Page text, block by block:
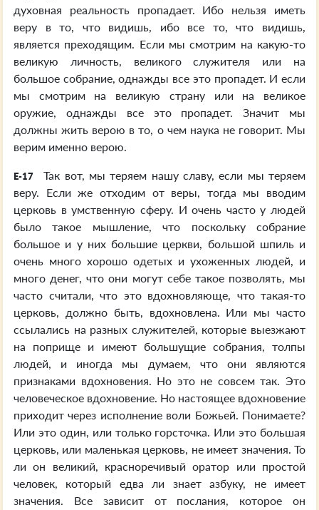
духовная реальность пропадает. Ибо нельзя иметь
веру в то, что видишь, ибо все то, что видишь,
является преходящим. Если мы смотрим на какую-то
великую личность, великого служителя или на
большое собрание, однажды все это пропадет. И если
мы смотрим на великую страну или на великое
оружие, однажды все это пропадет. Значит мы
должны жить верою в то, о чем наука не говорит. Мы
верим именно верою.
E-17
Так вот, мы теряем нашу славу, если мы теряем
веру. Если же отходим от веры, тогда мы вводим
церковь в умственную сферу. И очень часто у людей
было такое мышление, что поскольку собрание
большое и у них большие церкви, большой шпиль и
очень много хорошо одетых и ухоженных людей, и
много денег, что они могут себе такое позволять, мы
часто считали, что это вдохновляюще, что такая-то
церковь, должно быть, вдохновлена. Или мы часто
ссылались на разных служителей, которые выезжают
на поприще и имеют большущие собрания, толпы
людей, и иногда мы думаем, что они являются
признаками вдохновения. Но это не совсем так. Это
человеческое вдохновение. Но настоящее вдохновение
приходит через исполнение воли Божьей. Понимаете?
Или это один, или только горсточка. Или это большая
церковь, или маленькая церковь, не имеет значения. То
ли он великий, красноречивый оратор или простой
человек, который едва ли знает азбуку, не имеет
значения. Все зависит от послания, которое он